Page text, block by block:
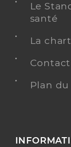
Le
santé
La
Contact
Plan